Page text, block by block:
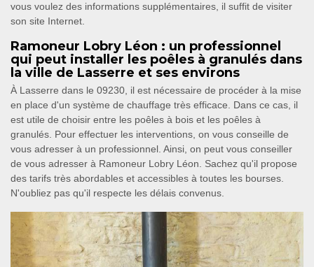
vous voulez des informations supplémentaires, il suffit de visiter
son site Internet.
Ramoneur Lobry Léon : un professionnel
qui peut installer les poêles à granulés dans
la ville de Lasserre et ses environs
À Lasserre dans le 09230, il est nécessaire de procéder à la mise
en place d'un système de chauffage très efficace. Dans ce cas, il
est utile de choisir entre les poêles à bois et les poêles à
granulés. Pour effectuer les interventions, on vous conseille de
vous adresser à un professionnel. Ainsi, on peut vous conseiller
de vous adresser à Ramoneur Lobry Léon. Sachez qu'il propose
des tarifs très abordables et accessibles à toutes les bourses.
N'oubliez pas qu'il respecte les délais convenus.